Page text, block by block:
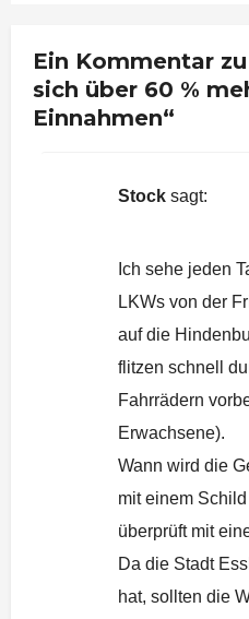
Ein Kommentar
sich über 60 %
Einnahmen“
Stock sagt:
Ich sehe jeden
LKWs von der
auf die
flitzen schnell
Fahrrädern
Erwachsene).
Wann wird die
mit einem
überprüft mit
Da die Stadt
hat, sollten die